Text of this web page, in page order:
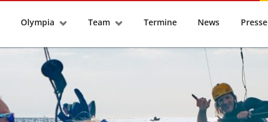
Olympia Team Termine News Presse